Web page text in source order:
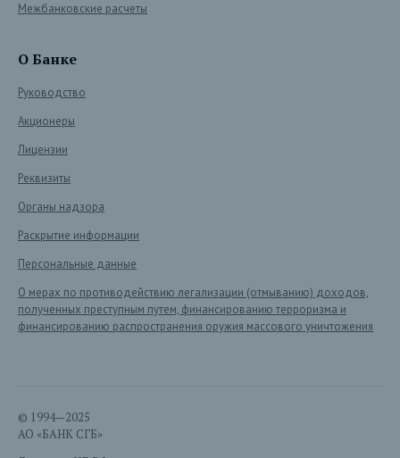
Межбанковские расчеты
О Банке
Руководство
Акционеры
Лицензии
Реквизиты
Органы надзора
Раскрытие информации
Персональные данные
О мерах по противодействию легализации (отмыванию) доходов,
полученных преступным путем, финансированию терроризма и
финансированию распространения оружия массового уничтожения
© 1994—2025
АО «БАНК СГБ»